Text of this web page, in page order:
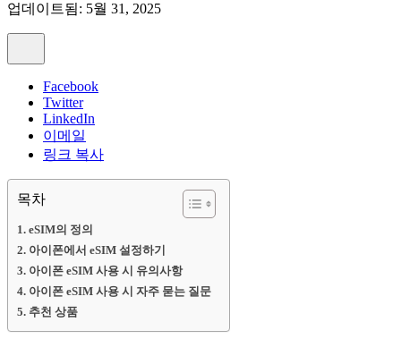
업데이트됨: 5월 31, 2025
Facebook
Twitter
LinkedIn
이메일
링크 복사
목차
eSIM의 정의
아이폰에서 eSIM 설정하기
아이폰 eSIM 사용 시 유의사항
아이폰 eSIM 사용 시 자주 묻는 질문
추천 상품